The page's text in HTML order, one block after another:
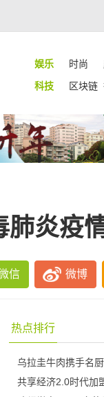
娱乐 时尚
科技 区块链
炎疫
信 微博
热点排行
乌拉圭牛肉携手名
共享经济2.0时代加